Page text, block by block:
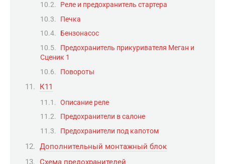
Реле и предохранитель стартера
Печка
Бензонасос
Предохранитель прикуривателя Меган и
Сценик 1
Повороты
К11
Описание реле
Предохранители в салоне
Предохранители под капотом
Дополнительный монтажный блок
Схема предохранителей